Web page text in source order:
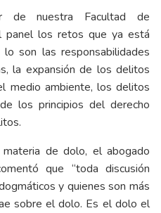
de nuestra Facultad de
panel los retos que ya está
son las responsabilidades
la expansión de los delitos
medio ambiente, los delitos
los principios del derecho
de dolo, el abogado
que “toda discusión
y quienes son más
sobre el dolo. Es el dolo el